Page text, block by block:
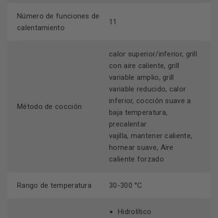
forzado.
Gracias a laconectividad
para sacarle a tu nuevo horno las mayores ventajas
posibles. Además, tendrás un mundo de recetas donde
encontrar la inspiración y la innovación, así como
asistencia en línea siempre que lo necesites.
El asistente de recetas
cookControl Plus te permitirá
alcanzar la excelencia en tu cocina con ajustes
predeterminados para diferentes recetas, consiguiento
resultados lo más óptimos y deliciosos posibles.
Número de funciones de
calentamiento
11
Método de cocción
calor superior/inferior, grill
con aire caliente, grill
variable amplio, grill
variable reducido, calor
inferior, cocción suave a
baja temperatura,
precalentar
vajilla, mantener caliente,
hornear suave, Aire
caliente forzado
Rango de temperatura 30-300 °C
Hidrolítico